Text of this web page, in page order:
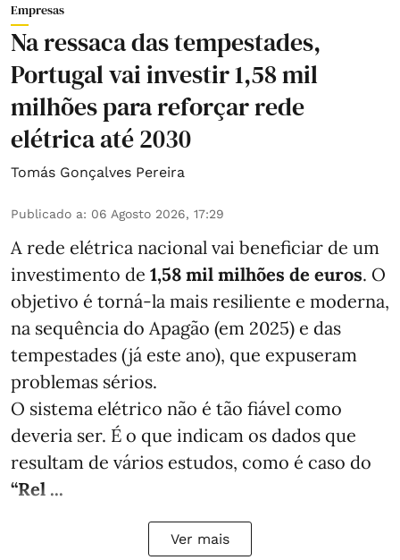
Empresas
Na ressaca das tempestades,
Portugal vai investir 1,58 mil
milhões para reforçar rede
elétrica até 2030
Tomás Gonçalves Pereira
Publicado a: 06 Agosto 2026, 17:29
A rede elétrica nacional vai beneficiar de um
investimento de 1,58 mil milhões de euros. O
objetivo é torná-la mais resiliente e moderna,
na sequência do Apagão (em 2025) e das
tempestades (já este ano), que expuseram
problemas sérios.
O sistema elétrico não é tão fiável como
deveria ser. É o que indicam os dados que
resultam de vários estudos, como é caso do
“Rel ...
Ver mais